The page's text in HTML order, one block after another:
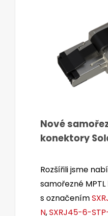
Nové
konektory
Rozšířili jsme
samořezné
s označením
N,SXRJ45-6-